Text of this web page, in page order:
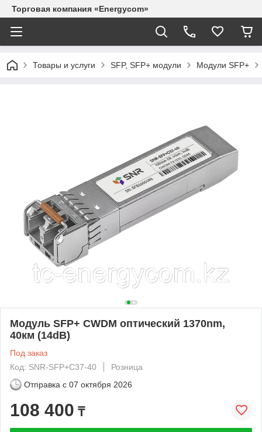
Торговая компания «Energycom»
Товары и услуги SFP, SFP+ модули Модули SFP+
Модуль SFP+ CWDM оптический 1370nm,
40км (14dB)
Под заказ
Код: SNR-SFP+C37-40
Розница
Отправка с 07 октября 2026
108 400 ₸